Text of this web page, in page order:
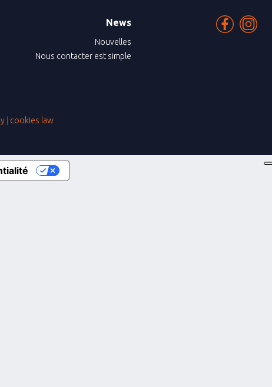
News
Nouvelles
Nous contacter est simple
| cookies law